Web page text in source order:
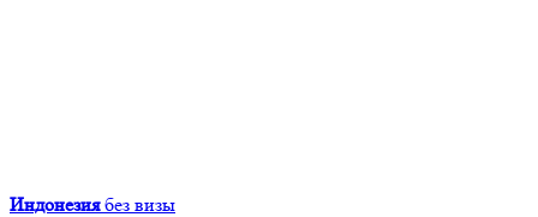
Индонезия без визы